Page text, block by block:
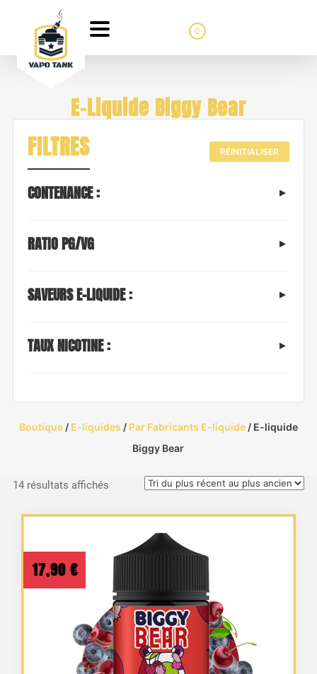
0
E-Liquide Biggy Bear
FILTRES RÉINITIALISER
CONTENANCE :
RATIO PG/VG
SAVEURS E-LIQUIDE :
TAUX NICOTINE :
Boutique/ E-liquides / Par Fabricants E-liquide/ E-liquide
Biggy Bear
14 résultats affichésTrié
au
plus
ancien
17,90 €